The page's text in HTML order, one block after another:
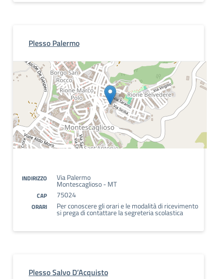
Plesso Palermo
INDIRIZZO Via Palermo
Montescaglioso - MT
CAP 75024
ORARI Per conoscere gli orari e le modalità di ricevimento
si prega di contattare la segreteria scolastica
Plesso Salvo D’Acquisto